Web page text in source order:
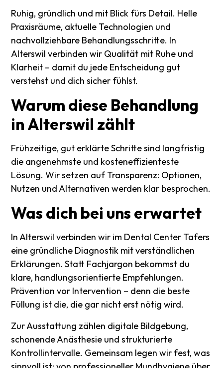
Ruhig, gründlich und mit Blick fürs Detail. Helle
Praxisräume, aktuelle Technologien und
nachvollziehbare Behandlungsschritte. In
Alterswil verbinden wir Qualität mit Ruhe und
Klarheit – damit du jede Entscheidung gut
verstehst und dich sicher fühlst.
Warum diese Behandlung
in Alterswil zählt
Frühzeitige, gut erklärte Schritte sind langfristig
die angenehmste und kosteneffizienteste
Lösung. Wir setzen auf Transparenz: Optionen,
Nutzen und Alternativen werden klar besprochen.
Was dich bei uns erwartet
In Alterswil verbinden wir im Dental Center Tafers
eine gründliche Diagnostik mit verständlichen
Erklärungen. Statt Fachjargon bekommst du
klare, handlungsorientierte Empfehlungen.
Prävention vor Intervention – denn die beste
Füllung ist die, die gar nicht erst nötig wird.
Zur Ausstattung zählen digitale Bildgebung,
schonende Anästhesie und strukturierte
Kontrollintervalle. Gemeinsam legen wir fest, was